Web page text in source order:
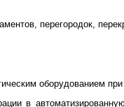
перегородок,
оборудованием
в